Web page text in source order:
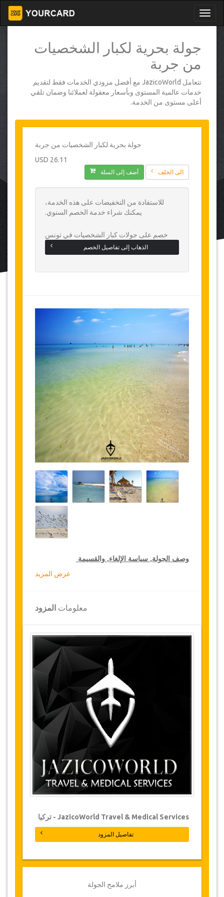
جولة بحرية لكبار الشخصيات
من جربة
تتعامل JazicoWorld مع أفضل مزودي الخدمات فقط لتقديم
خدمات عالمية المستوى وبأسعار معقولة لعملائنا وضمان تلقي
أعلى مستوى من الخدمة.
جولة بحرية لكبار الشخصيات من جربة
26.11 USD
الى الخلف أضف إلى السلة
للاستفادة من التخفيضات على هذه الخدمة،
يمكنك شراء خدمة الخصم السنوي.
خصم على جولات كبار الشخصيات في تونس
الذهاب إلى تفاصيل الخصم
وصف الجولة, سياسة الإلغاء, والقسيمة
تقدم جازيكوورلد 10 % تخفيضات على الجولات
الخاصة في جميع أنحاء تونس, اضغط على رابط
الذهاب إلى تفاصيل الخصم لتختار جولتك الخاصة
المخفضة لمدة سنة
تعرض جازيكوورلد رحلة بحرية الى شبه جزيرة
مجاورة هي مكان لطيور النحام
الوردي
المهاجرة.
شواطئ عذراء على مد البصر.
المغادرة صباحا إلى ميناء حومة السوق حيث تقوم
سفينة القراصنة بنقلك الى شبه الجزيرة. ستتمكن من
التمتع بوقتك في السباحة قبل الغداء على عين المكان،
معدة من قبل كل فريق الملاحة الذي سيؤمن
التسلية والترفيه الى حين العودة الى الميناء ومن ثم
التغييرات وسياسة الإلغاء
التغييرات على الحجوزات قد تكون ممكنة إذا تم
الإشعار في الوقت المناسب. يرجى الاتصال بنا
بالنسبة لجميع الإلغاءات التي تتم على الأقل 3 أيام قبل
موعد الجولة، لن تكون هناك أية مصاريف، حتى لو تم
تأكيد الحجز. لا يمكن أن يتم الإلغاء إلا عن طريق كتابة
أما الإلغاءات التي تتم خلال أقل من يوم غير قابلة
عرض المزيد
معلومات المزود
JazicoWorld Travel & Medical Services - تركيا
تفاصيل المزود
أبرز ملامح الجولة